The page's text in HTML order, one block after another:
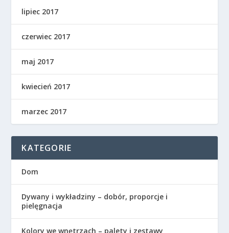
lipiec 2017
czerwiec 2017
maj 2017
kwiecień 2017
marzec 2017
KATEGORIE
Dom
Dywany i wykładziny – dobór, proporcje i
pielęgnacja
Kolory we wnętrzach – palety i zestawy